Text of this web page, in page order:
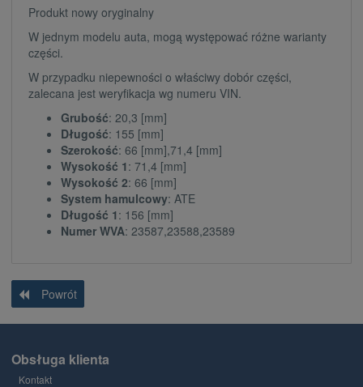
Produkt nowy oryginalny
W jednym modelu auta, mogą występować różne warianty
części.
W przypadku niepewności o właściwy dobór części,
zalecana jest weryfikacja wg numeru VIN.
Grubość: 20,3 [mm]
Długość: 155 [mm]
Szerokość: 66 [mm],71,4 [mm]
Wysokość 1 : 71,4 [mm]
Wysokość 2: 66 [mm]
System hamulcowy: ATE
Długość 1 : 156 [mm]
Numer WVA: 23587,23588,23589
Powrót
Obsługa klienta
Kontakt